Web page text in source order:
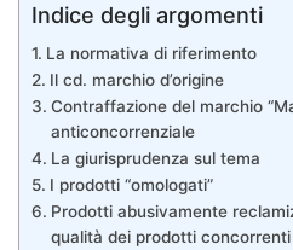
Indice degli argomenti
La normativa di riferimento
Il cd. marchio d’origine
Contraffazione del marchio
anticoncorrenziale
La giurisprudenza sul tema
I prodotti “omologati”
Prodotti abusivamente
qualità dei prodotti concorrenti